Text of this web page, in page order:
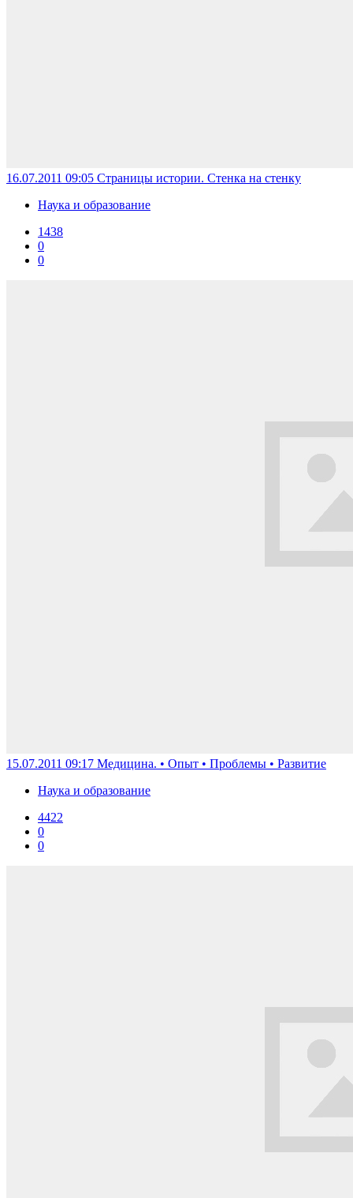
16.07.2011 09:05 Страницы истории. Стенка на стенку
Наука и образование
1438
0
0
15.07.2011 09:17 Медицина. • Опыт • Проблемы • Развитие
Наука и образование
4422
0
0